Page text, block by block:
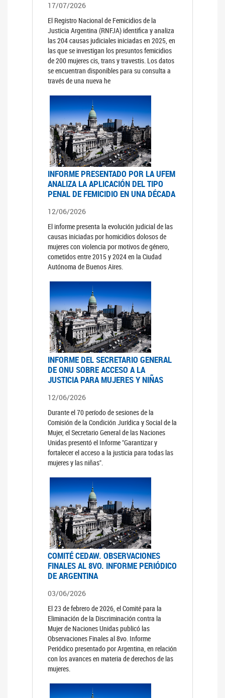
17/07/2026
El Registro Nacional de Femicidios de la
Justicia Argentina (RNFJA) identifica y analiza
las 204 causas judiciales iniciadas en 2025, en
las que se investigan los presuntos femicidios
de 200 mujeres cis, trans y travestis. Los datos
se encuentran disponibles para su consulta a
través de una nueva he
INFORME PRESENTADO POR LA UFEM
ANALIZA LA APLICACIÓN DEL TIPO
PENAL DE FEMICIDIO EN UNA DÉCADA
12/06/2026
El informe presenta la evolución judicial de las
causas iniciadas por homicidios dolosos de
mujeres con violencia por motivos de género,
cometidos entre 2015 y 2024 en la Ciudad
Autónoma de Buenos Aires.
INFORME DEL SECRETARIO GENERAL
DE ONU SOBRE ACCESO A LA
JUSTICIA PARA MUJERES Y NIÑAS
12/06/2026
Durante el 70 período de sesiones de la
Comisión de la Condición Jurídica y Social de la
Mujer, el Secretario General de las Naciones
Unidas presentó el Informe "Garantizar y
fortalecer el acceso a la justicia para todas las
mujeres y las niñas".
COMITÉ CEDAW. OBSERVACIONES
FINALES AL 8VO. INFORME PERIÓDICO
DE ARGENTINA
03/06/2026
El 23 de febrero de 2026, el Comité para la
Eliminación de la Discriminación contra la
Mujer de Naciones Unidas publicó las
Observaciones Finales al 8vo. Informe
Periódico presentado por Argentina, en relación
con los avances en materia de derechos de las
mujeres.